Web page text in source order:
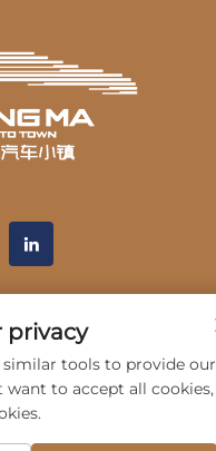
privacy
similar tools to provide our
want to accept all cookies,